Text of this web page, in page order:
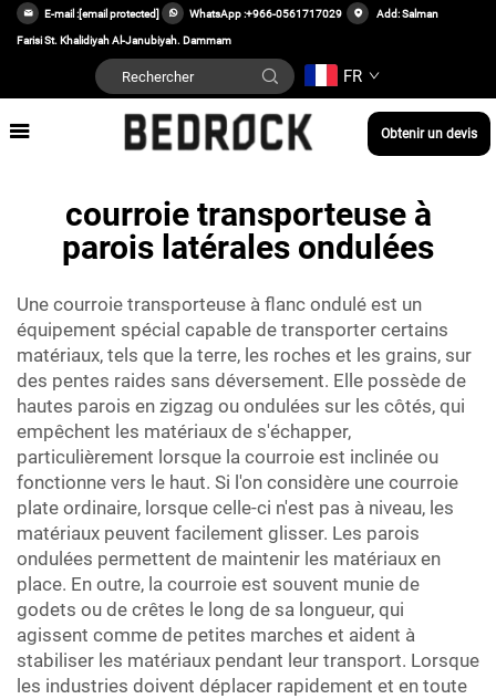
E-mail :[email protected] WhatsApp :+966-0561717029 Add: Salman
Farisi St. Khalidiyah Al-Janubiyah. Dammam
FR
Obtenir un devis
courroie transporteuse à
parois latérales ondulées
Une courroie transporteuse à flanc ondulé est un
équipement spécial capable de transporter certains
matériaux, tels que la terre, les roches et les grains, sur
des pentes raides sans déversement. Elle possède de
hautes parois en zigzag ou ondulées sur les côtés, qui
empêchent les matériaux de s'échapper,
particulièrement lorsque la courroie est inclinée ou
fonctionne vers le haut. Si l'on considère une courroie
plate ordinaire, lorsque celle-ci n'est pas à niveau, les
matériaux peuvent facilement glisser. Les parois
ondulées permettent de maintenir les matériaux en
place. En outre, la courroie est souvent munie de
godets ou de crêtes le long de sa longueur, qui
agissent comme de petites marches et aident à
stabiliser les matériaux pendant leur transport. Lorsque
les industries doivent déplacer rapidement et en toute